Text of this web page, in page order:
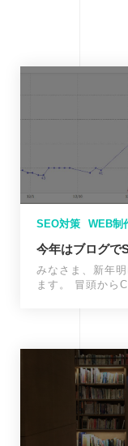
SEO対策 WEB制
今年はブログで
みなさま、新年
ます。 冒頭から